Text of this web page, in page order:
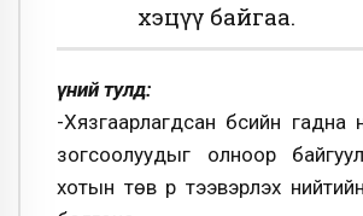
хэцүү байгаа.
Үүний тулд:
-Хязгаарлагдсан бүсийн гадна
зогсоолуудыг олноор
хотын тѳв рүү тээвэрлэх